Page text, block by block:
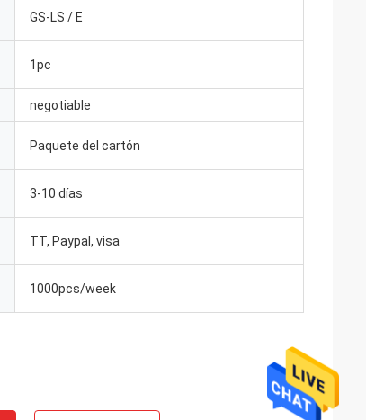
GS-LS / E
1pc
negotiable
Paquete del cartón
3-10 días
TT, Paypal, visa
1000pcs/week